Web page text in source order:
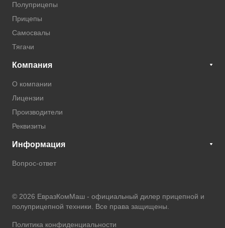
Полуприцепы
Прицепы
Самосвалы
Тягачи
Компания
О компании
Лицензии
Производители
Реквизиты
Информация
Вопрос-ответ
© 2026 ЕвразКомМаш - официальный дилер прицепной и
полуприцепной техники . Все права защищены.
Политика конфиденциальности